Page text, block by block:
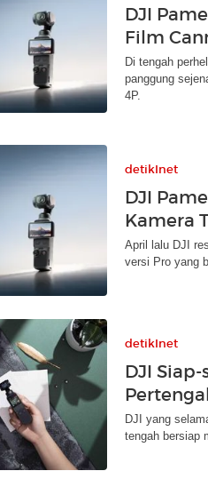
DJI
Film
Di tengah
panggung
4P.
detikInet
DJI
Kamera
April lalu DJI
versi Pro yang
detikInet
DJI
DJI yang
tengah bersiap